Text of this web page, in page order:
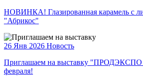
НОВИНКА! Глазированная карамель с
"Абрикос"
26 Янв 2026 Новость
Приглашаем на выставку "ПРОДЭКСПО
февраля!